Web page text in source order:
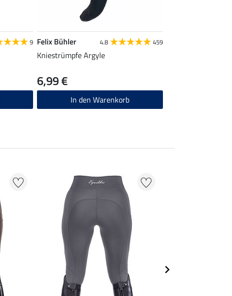
9 Felix Bühler 4.8 459
Kniestrümpfe Argyle
6,99 €
In den Warenkorb